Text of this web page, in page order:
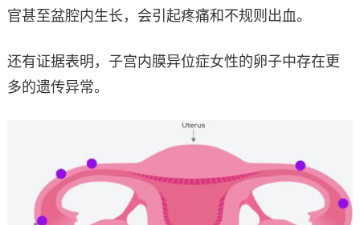
官甚至盆腔内生长，会引起疼痛和不规则出血。
还有证据表明，子宫内膜异位症女性的卵子中存在更
多的遗传异常。